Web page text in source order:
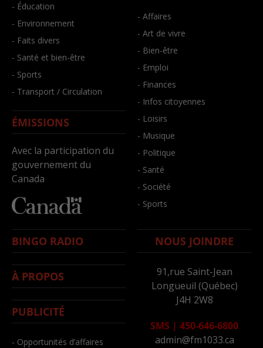
- Éducation
- Environnement
- Faits divers
- Santé et bien-être
- Sports
- Transport / Circulation
ÉMISSIONS
Avec la participation du
gouvernement du
Canada
- Affaires
- Art de vivre
- Bien-être
- Emploi
- Finances
- Infos citoyennes
- Loisirs
- Musique
- Politique
- Santé
- Société
- Sports
BINGO RADIO
À PROPOS
PUBLICITÉ
- Opportunités d’affaires
NOUS JOINDRE
91,rue Saint-Jean
Longueuil (Québec)
J4H 2W8
SMS | 450-646-6800
admin@fm1033.ca